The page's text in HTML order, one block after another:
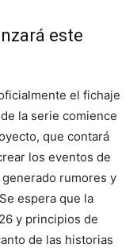
este
el fichaje
la serie comience
que contará
los eventos de
generado rumores y
espera que la
y principios de
de las historias